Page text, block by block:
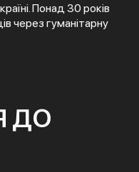
Понад 30 років
через гуманітарну
ДО